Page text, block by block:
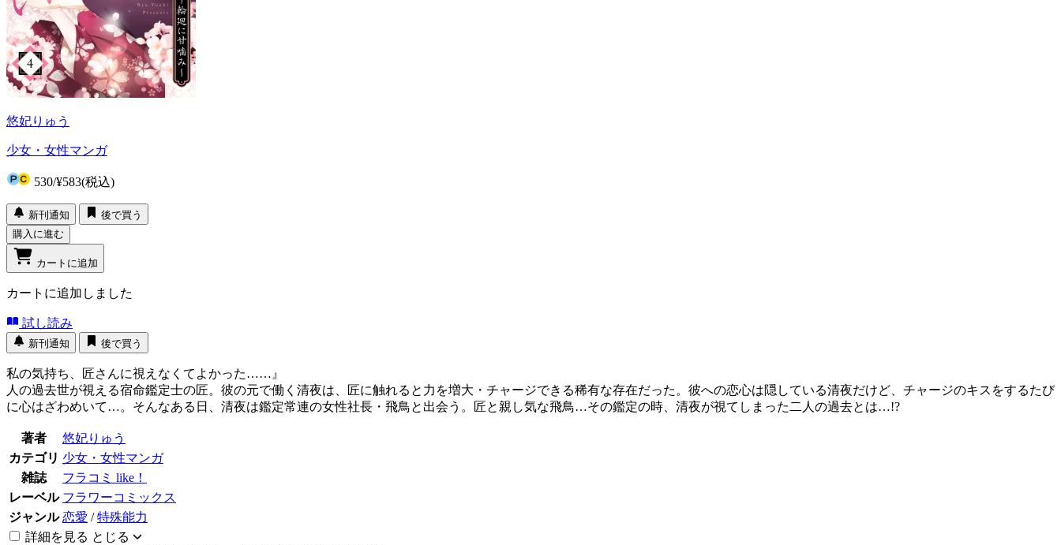
悠妃りゅう
少女・女性マンガ
530/¥583(税込)
新刊通知
後で買う
購入に進む
カートに追加
カートに追加しました
試し読み
新刊通知 後で買う
私の気持ち、匠さんに視えなくてよかった……』
人の過去世が視える宿命鑑定士の匠。彼の元で働く清夜は、匠に触れると力を増大・チャージできる稀有な存在だった。彼への恋心は隠している清夜だけど、チャージのキスをするたび
に心はざわめいて…。そんなある日、清夜は鑑定常連の女性社長・飛鳥と出会う。匠と親し気な飛鳥…その鑑定の時、清夜が視てしまった二人の過去とは…!?
著者
悠妃りゅう
カテゴリ 少女・女性マンガ
雑誌
フラコミ like！
レーベル フラワーコミックス
ジャンル 恋愛 /特殊能力
詳細を見る とじる